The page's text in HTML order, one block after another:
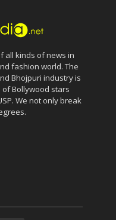
all kinds of news in
fashion world. The
Bhojpuri industry is
Bollywood stars
We not only break